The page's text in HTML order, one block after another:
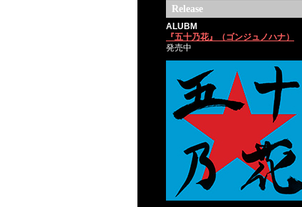
Release
ALUBM
『五十乃花』（ゴンジュノハナ）
発売中